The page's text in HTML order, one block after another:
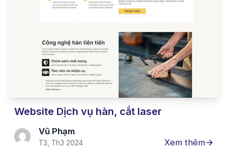
Website Dịch vụ hàn, cắt laser
Vũ Phạm
T3, Th3 2024 Xem thêm